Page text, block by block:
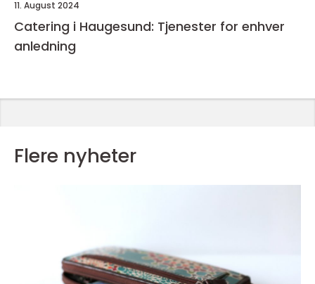
11. August 2024
Catering i Haugesund: Tjenester for enhver
anledning
Flere nyheter